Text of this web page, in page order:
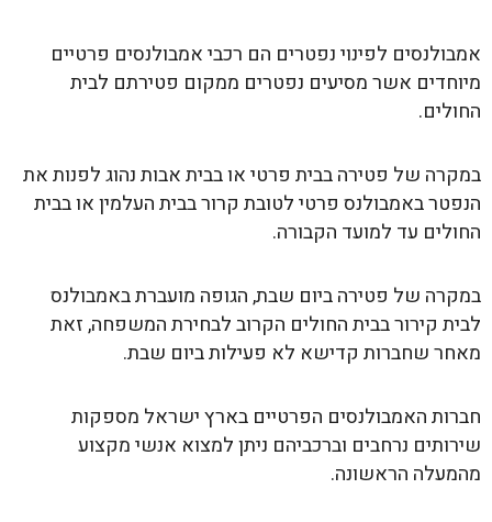
אמבולנסים לפינוי נפטרים הם רכבי אמבולנסים פרטיים
מיוחדים אשר מסיעים נפטרים ממקום פטירתם לבית
החולים.
במקרה של פטירה בבית פרטי או בבית אבות נהוג לפנות את
הנפטר באמבולנס פרטי לטובת קרור בבית העלמין או בבית
החולים עד למועד הקבורה.
במקרה של פטירה ביום שבת, הגופה מועברת באמבולנס
לבית קירור בבית החולים הקרוב לבחירת המשפחה, זאת
מאחר שחברות קדישא לא פעילות ביום שבת.
חברות האמבולנסים הפרטיים בארץ ישראל מספקות
שירותים נרחבים וברכביהם ניתן למצוא אנשי מקצוע
מהמעלה הראשונה.